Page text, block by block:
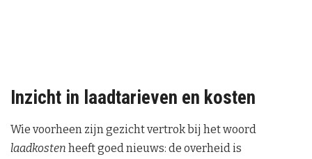
Inzicht in laadtarieven en kosten
Wie voorheen zijn gezicht vertrok bij het woord
laadkosten heeft goed nieuws: de overheid is